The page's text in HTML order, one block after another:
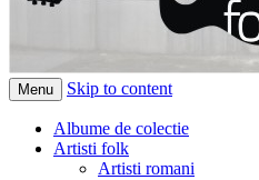
Menu Skip to content
Albume de colectie
Artisti folk
Artisti romani